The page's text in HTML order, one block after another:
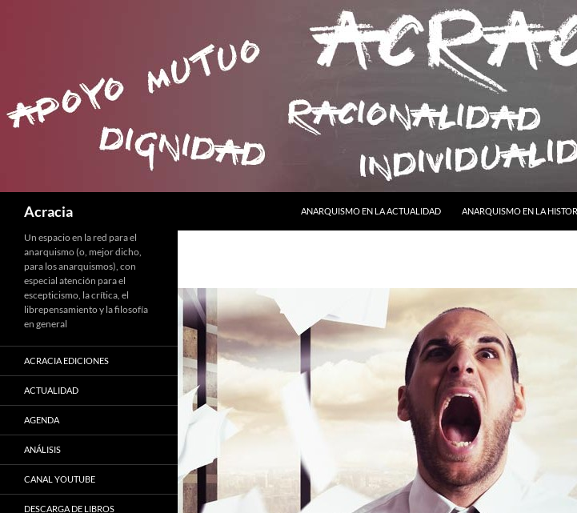
Acracia
ANARQUISMO EN LA ACTUALIDAD
ANARQUISMO EN LA
Un espacio en la red para el
anarquismo (o, mejor dicho,
para los anarquismos), con
especial atención para el
escepticismo, la crítica, el
librepensamiento y la filosofía
en general
ACRACIA EDICIONES
ACTUALIDAD
AGENDA
ANÁLISIS
CANAL YOUTUBE
DESCARGA DE LIBROS